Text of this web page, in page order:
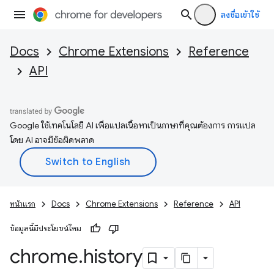
ลงชื่อเข้าใช้
Docs Chrome Extensions
Reference
API
Google ใช้เทคโนโลยี AI เพื่อแปลเนื้อหาเป็นภาษาที่คุณต้องการ การแปล
โดย AI อาจมีข้อผิดพลาด
หน้าแรก Docs Chrome Extensions Reference API
ข้อมูลนี้มีประโยชน์ไหม
chrome.history